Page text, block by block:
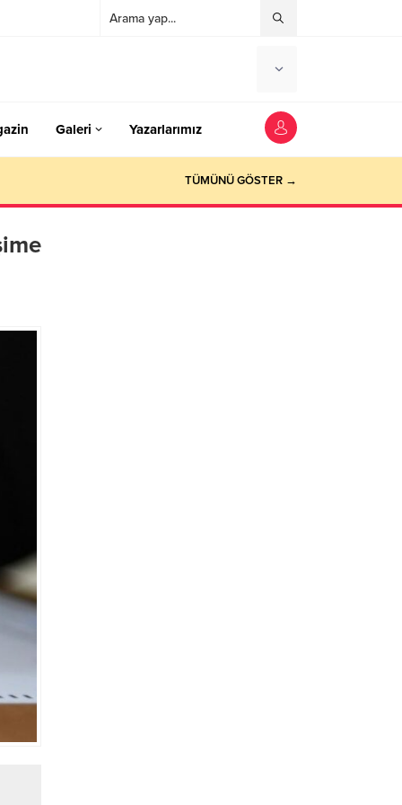
Galeri Yazarlarımız
TÜMÜNÜ GÖSTER →